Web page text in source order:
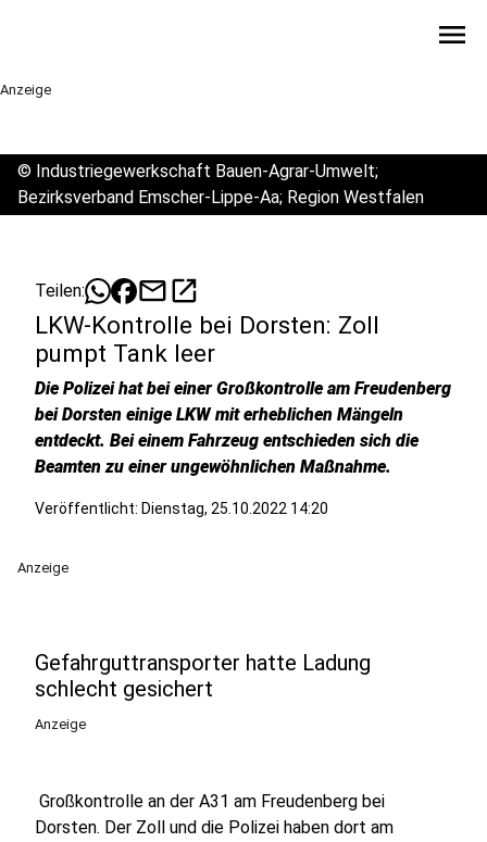
menu
Anzeige
© Industriegewerkschaft Bauen-Agrar-Umwelt;
Bezirksverband Emscher-Lippe-Aa; Region Westfalen
Teilen: mailopen_in_new
LKW-Kontrolle bei Dorsten: Zoll
pumpt Tank leer
Die Polizei hat bei einer Großkontrolle am Freudenberg
bei Dorsten einige LKW mit erheblichen Mängeln
entdeckt. Bei einem Fahrzeug entschieden sich die
Beamten zu einer ungewöhnlichen Maßnahme.
Veröffentlicht: Dienstag, 25.10.2022 14:20
Anzeige
Gefahrguttransporter hatte Ladung
schlecht gesichert
Anzeige
Großkontrolle an der A31 am Freudenberg bei
Dorsten. Der Zoll und die Polizei haben dort am